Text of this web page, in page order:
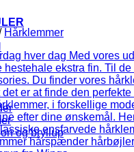
og bryllup
Hårklemmer